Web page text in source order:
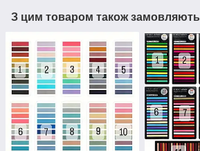
З цим товаром також замовляють